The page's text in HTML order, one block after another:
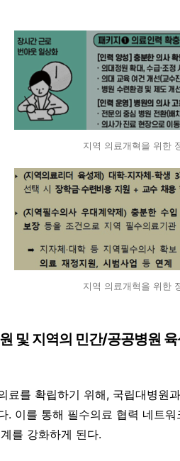
지역 의료개혁을 위한
지역 의료개혁을 위한
및 지역의 민간/공공병원
료를 확립하기 위해, 국립대병원
. 이를 통해 필수의료 협력 네트
를 강화하게 된다.